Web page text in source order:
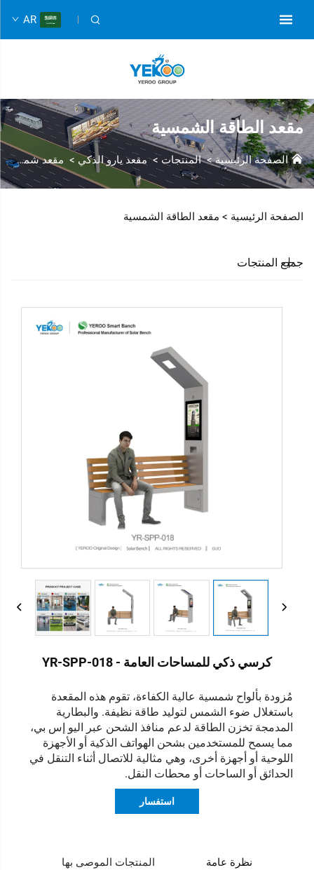
AR
مقعد الطاقة الشمسية
الصفحة الرئيسية>المنتجات>مقعد يارو الذكي > مقعد شمسي
الصفحة الرئيسية > مقعد الطاقة الشمسية
جميع المنتجات
كرسي ذكي للمساحات العامة - YR-SPP-018
مُزودة بألواح شمسية عالية الكفاءة، تقوم هذه المقعدة
باستغلال ضوء الشمس لتوليد طاقة نظيفة. والبطارية
المدمجة تخزن الطاقة لدعم منافذ الشحن عبر اليو إس بي،
مما يسمح للمستخدمين بشحن الهواتف الذكية أو الأجهزة
اللوحية أو أجهزة أخرى، وهي مثالية للاتصال أثناء التنقل في
الحدائق أو الساحات أو محطات النقل.
استفسار
نظرة عامة المنتجات الموصى بها